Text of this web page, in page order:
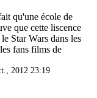
qu'une école de
que cette liscence
Star Wars dans les
fans films de
2012 23:19